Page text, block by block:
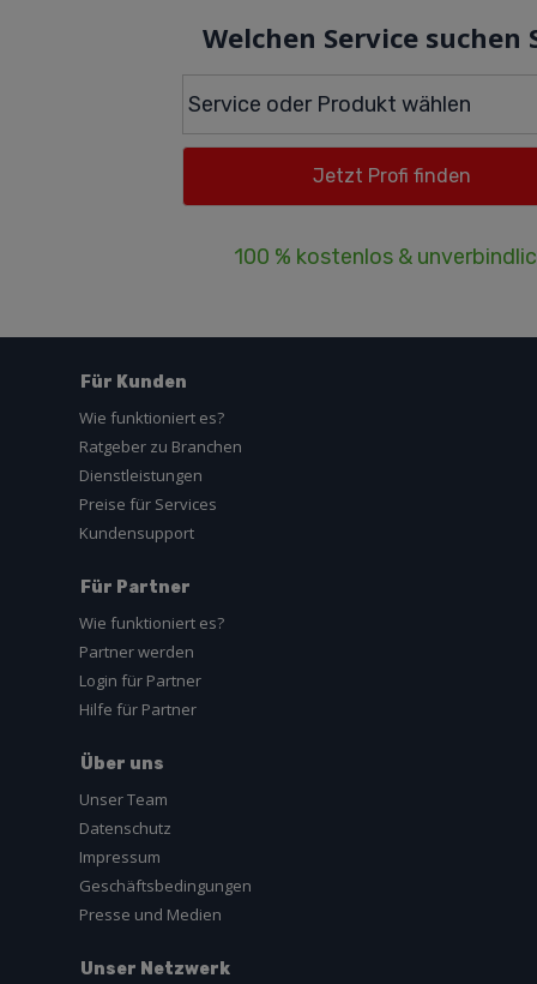
Welchen Service suchen
100 % kostenlos &
Für Kunden
Wie funktioniert es?
Ratgeber zu Branchen
Dienstleistungen
Preise für Services
Kundensupport
Für Partner
Wie funktioniert es?
Partner werden
Login für Partner
Hilfe für Partner
Über uns
Unser Team
Datenschutz
Impressum
Geschäftsbedingungen
Presse und Medien
Unser Netzwerk